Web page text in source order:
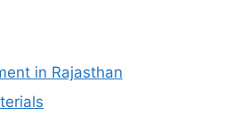
in Rajasthan